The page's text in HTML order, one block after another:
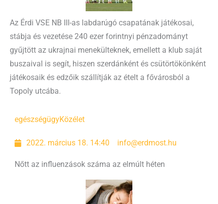
Az Érdi VSE NB III-as labdarúgó csapatának játékosai,
stábja és vezetése 240 ezer forintnyi pénzadományt
gyűjtött az ukrajnai menekülteknek, emellett a klub saját
buszaival is segít, hiszen szerdánként és csütörtökönként
játékosaik és edzőik szállítják az ételt a fővárosból a
Topoly utcába.
egészségügyKözélet
2022. március 18. 14:40 info@erdmost.hu
Nőtt az influenzások száma az elmúlt héten